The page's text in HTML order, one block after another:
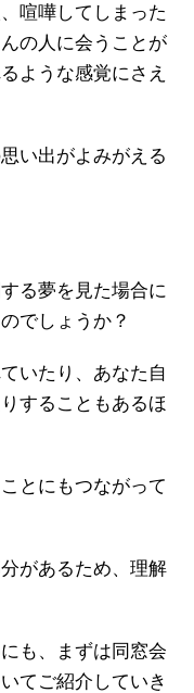
喧嘩してしまった
の人に会うことが
ような感覚にさえ
い出がよみがえる
る夢を見た場合に
でしょうか？
いたり、あなた自
することもあるほ
とにもつながって
があるため、理解
も、まずは同窓会
てご紹介していき